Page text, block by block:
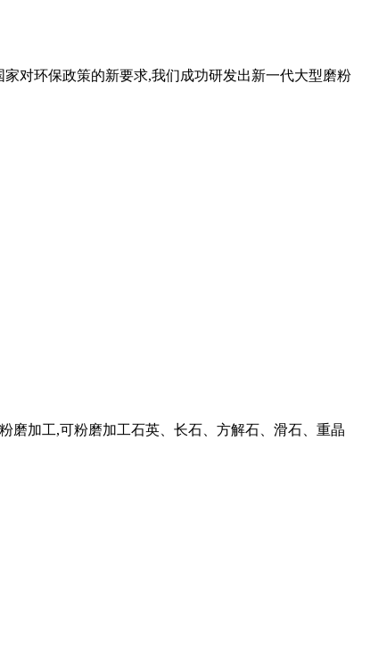
对环保政策的新要求,我们成功研发出新一代大型磨粉
磨加工,可粉磨加工石英、长石、方解石、滑石、重晶